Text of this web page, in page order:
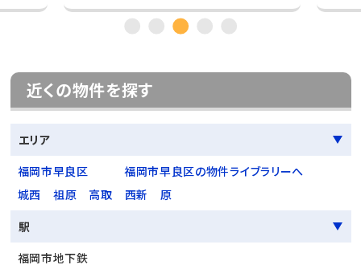
近くの物件を探す
エリア
福岡市早良区
福岡市早良区の物件ライブラリーへ
城西
祖原 高取 西新
原
駅
福岡市地下鉄